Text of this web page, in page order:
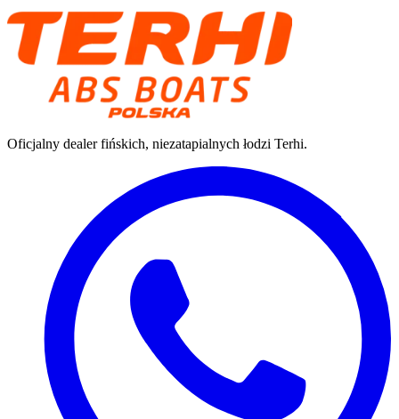
Oficjalny dealer fińskich, niezatapialnych łodzi Terhi.